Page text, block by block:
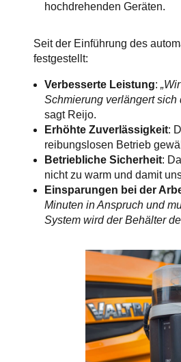
hochdrehenden Geräten.
Seit der Einführung des
festgestellt:
Verbesserte Leistung:
Schmierung verlängert sich
sagt Reijo.
Erhöhte Zuverlässigkeit:
reibungslosen Betrieb
Betriebliche Sicherheit:
nicht zu warm und damit
Einsparungen bei der
Minuten in Anspruch und
System wird der Behälter